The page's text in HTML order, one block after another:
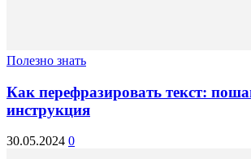
Полезно знать
Как перефразировать текст:
инструкция
30.05.2024 0